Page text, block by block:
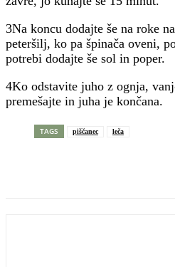
3Na koncu dodajte še na roke
peteršilj, ko pa špinača oveni,
potrebi dodajte še sol in poper.
4Ko odstavite juho z ognja,
premešajte in juha je končana.
TAGS piščanec leča